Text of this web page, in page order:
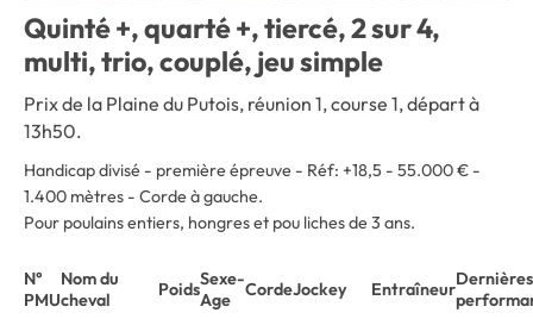
Quinté +, quarté +, tiercé, 2 sur 4,
multi, trio, couplé, jeu simple
Prix de la Plaine du Putois, réunion 1, course 1, départ à
13h50.
Handicap divisé - première épreuve - Réf: +18,5 - 55.000 € -
1.400 mètres - Corde à gauche.
Pour poulains entiers, hongres et pou liches de 3 ans.
N°
PMU
Nom du
cheval
PoidsSexe-
Age
CordeJockey EntraîneurDernières